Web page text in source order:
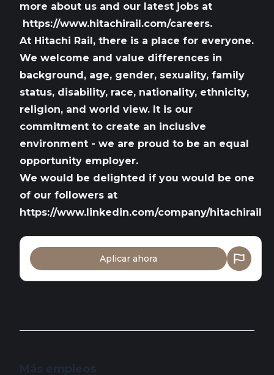
more about us and our latest jobs at
https://www.hitachirail.com/careers.
At Hitachi Rail, there is a place for everyone.
We welcome and value differences in
background, age, gender, sexuality, family
status, disability, race, nationality, ethnicity,
religion, and world view. It is our
commitment to create an inclusive
environment - we are proud to be an equal
opportunity employer.
We would be delighted if you would be one
of our followers at
https://www.linkedin.com/company/hitachirail
Aplicar ahora
Más empleos